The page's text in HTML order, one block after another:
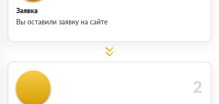
Заявка
Вы оставили заявку на сайте